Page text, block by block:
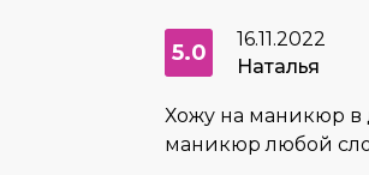
5.0
16.11.2022
Наталья
Хожу на маникюр в
маникюр любой